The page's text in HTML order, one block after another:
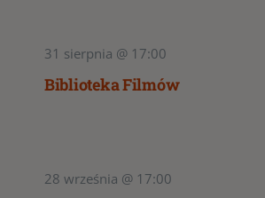
31 sierpnia @ 17:00
Biblioteka Filmów
28 września @ 17:00